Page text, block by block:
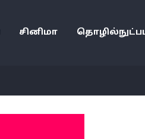
சினிமா